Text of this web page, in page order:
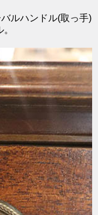
ルハンドル(取っ手)